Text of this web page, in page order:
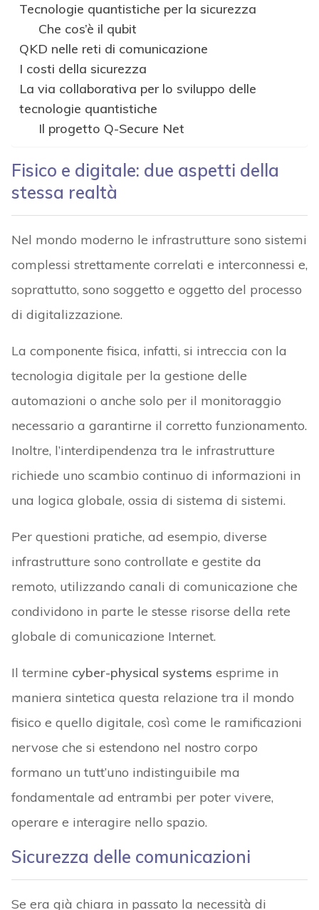
Tecnologie quantistiche per la sicurezza
Che cos’è il qubit
QKD nelle reti di comunicazione
I costi della sicurezza
La via collaborativa per lo sviluppo delle
tecnologie quantistiche
Il progetto Q-Secure Net
Fisico e digitale: due aspetti della
stessa realtà
Nel mondo moderno le infrastrutture sono sistemi
complessi strettamente correlati e interconnessi e,
soprattutto, sono soggetto e oggetto del processo
di digitalizzazione.
La componente fisica, infatti, si intreccia con la
tecnologia digitale per la gestione delle
automazioni o anche solo per il monitoraggio
necessario a garantirne il corretto funzionamento.
Inoltre, l’interdipendenza tra le infrastrutture
richiede uno scambio continuo di informazioni in
una logica globale, ossia di sistema di sistemi.
Per questioni pratiche, ad esempio, diverse
infrastrutture sono controllate e gestite da
remoto, utilizzando canali di comunicazione che
condividono in parte le stesse risorse della rete
globale di comunicazione Internet.
Il termine cyber-physical systems esprime in
maniera sintetica questa relazione tra il mondo
fisico e quello digitale, così come le ramificazioni
nervose che si estendono nel nostro corpo
formano un tutt’uno indistinguibile ma
fondamentale ad entrambi per poter vivere,
operare e interagire nello spazio.
Sicurezza delle comunicazioni
Se era già chiara in passato la necessità di